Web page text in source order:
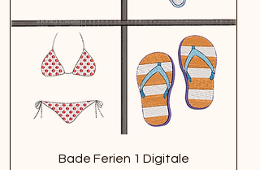
Bade Ferien 1 Digitale